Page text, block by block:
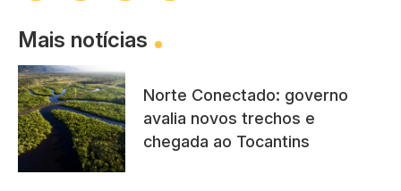
Mais notícias
Norte Conectado: governo
avalia novos trechos e
chegada ao Tocantins